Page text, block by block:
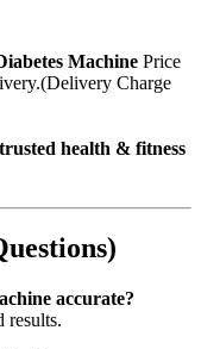
Machine Price
Charge
health & fitness
accurate?
results.